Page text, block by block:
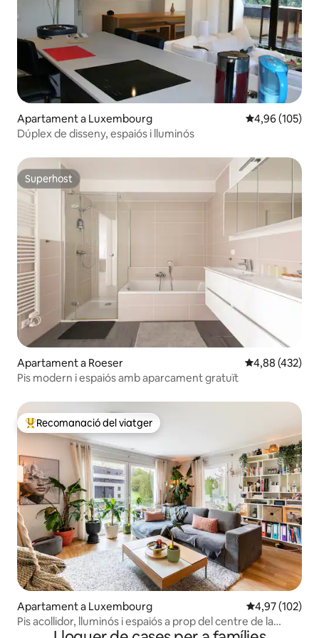
Apartament a Luxembourg 4,96 de
4,96 (105)
Dúplex de disseny, espaiós i lluminós
Superhost
Superhost
Apartament a Roeser 4,88 de
4,88 (432)
Pis modern i espaiós amb aparcament gratuït
Principals recomanacions dels viatgers
Recomanació del viatger
Apartament a Luxembourg 4,97 de
4,97 (102)
Pis acollidor, lluminós i espaiós a prop del centre de la